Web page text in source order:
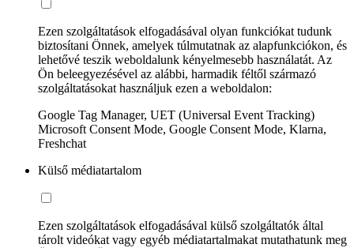
Ezen szolgáltatások elfogadásával olyan funkciókat tudunk
biztosítani Önnek, amelyek túlmutatnak az alapfunkciókon, és
lehetővé teszik weboldalunk kényelmesebb használatát. Az
Ön beleegyezésével az alábbi, harmadik féltől származó
szolgáltatásokat használjuk ezen a weboldalon:
Google Tag Manager, UET (Universal Event Tracking)
Microsoft Consent Mode, Google Consent Mode, Klarna,
Freshchat
Külső médiatartalom
Ezen szolgáltatások elfogadásával külső szolgáltatók által
tárolt videókat vagy egyéb médiatartalmakat mutathatunk meg